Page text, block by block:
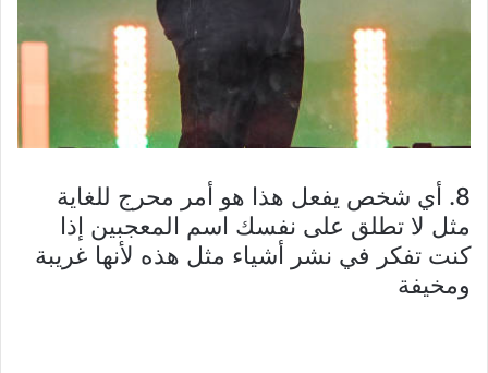
8. أي شخص يفعل هذا هو أمر محرج للغاية
مثل لا تطلق على نفسك اسم المعجبين إذا
كنت تفكر في نشر أشياء مثل هذه لأنها غريبة
ومخيفة